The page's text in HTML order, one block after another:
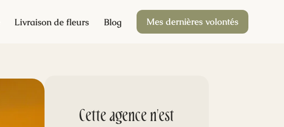
Livraison de fleurs Blog Mes dernières volontés
Cette agence n'est